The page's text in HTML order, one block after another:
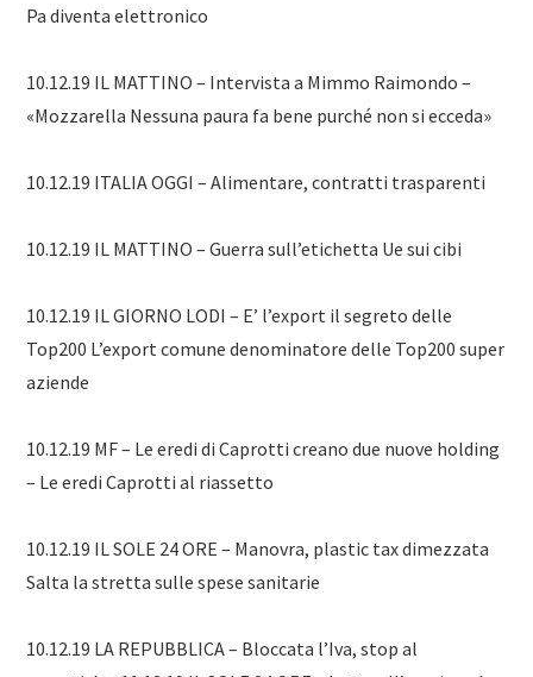
Pa diventa elettronico
10.12.19 IL MATTINO – Intervista a Mimmo Raimondo –
«Mozzarella Nessuna paura fa bene purché non si ecceda»
10.12.19 ITALIA OGGI – Alimentare, contratti trasparenti
10.12.19 IL MATTINO – Guerra sull’etichetta Ue sui cibi
10.12.19 IL GIORNO LODI – E’ l’export il segreto delle
Top200 L’export comune denominatore delle Top200 super
aziende
10.12.19 MF – Le eredi di Caprotti creano due nuove holding
– Le eredi Caprotti al riassetto
10.12.19 IL SOLE 24 ORE – Manovra, plastic tax dimezzata
Salta la stretta sulle spese sanitarie
10.12.19 LA REPUBBLICA – Bloccata l’Iva, stop al